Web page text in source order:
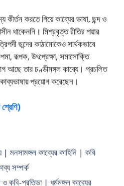
কীর্তন করতে গিয়ে কাব্যের ভাষা, ছন্দ ও
থাকেননি। মিশ্রবৃত্ত রীতির পয়ার
ছন্দের কাঠামােকেও সার্থকভাবে
রূপক, উৎপ্রেক্ষা, সমাসােক্তি
আছে তার চণ্ডীমঙ্গল কাব্যে। প্রচলিত
প্রয়ােগ করেছেন।
| মনসামঙ্গল কাব্যের কাহিনি | কবি
সম্পর্ক
কবি-প্রতিভা | ধর্মমঙ্গল কাব্যের